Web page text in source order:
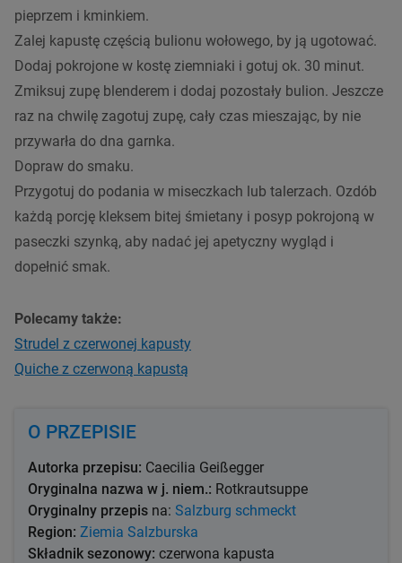
pieprzem i kminkiem.
Zalej kapustę częścią bulionu wołowego, by ją ugotować.
Dodaj pokrojone w kostę ziemniaki i gotuj ok. 30 minut.
Zmiksuj zupę blenderem i dodaj pozostały bulion. Jeszcze
raz na chwilę zagotuj zupę, cały czas mieszając, by nie
przywarła do dna garnka.
Dopraw do smaku.
Przygotuj do podania w miseczkach lub talerzach. Ozdób
każdą porcję kleksem bitej śmietany i posyp pokrojoną w
paseczki szynką, aby nadać jej apetyczny wygląd i
dopełnić smak.
Polecamy także:
Strudel z czerwonej kapusty
Quiche z czerwoną kapustą
O PRZEPISIE
Autorka przepisu: Caecilia Geißegger
Oryginalna nazwa w j. niem.: Rotkrautsuppe
Oryginalny przepis na: Salzburg schmeckt
Region: Ziemia Salzburska
Składnik sezonowy: czerwona kapusta